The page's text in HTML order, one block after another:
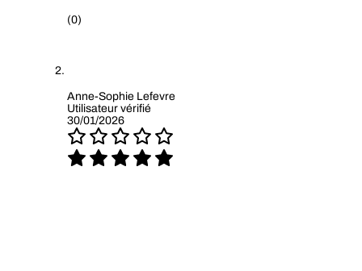
(0)
Anne-Sophie Lefevre
Utilisateur vérifié
30/01/2026